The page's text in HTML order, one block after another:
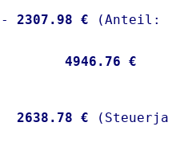
2307.98 €
4946.76 €
2638.78 €